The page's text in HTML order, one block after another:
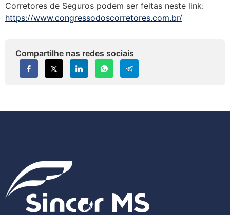
Corretores de Seguros podem ser feitas neste link:
https://www.congressodoscorretores.com.br/
Compartilhe nas redes sociais